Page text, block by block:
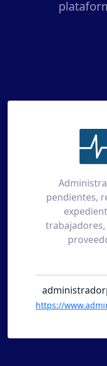
Gestor
https://